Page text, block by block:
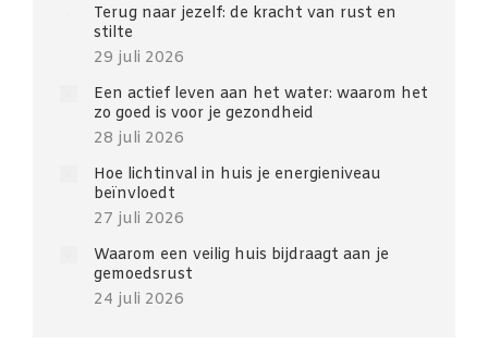
Terug naar jezelf: de kracht van rust en
stilte
29 juli 2026
Een actief leven aan het water: waarom het
zo goed is voor je gezondheid
28 juli 2026
Hoe lichtinval in huis je energieniveau
beïnvloedt
27 juli 2026
Waarom een veilig huis bijdraagt aan je
gemoedsrust
24 juli 2026